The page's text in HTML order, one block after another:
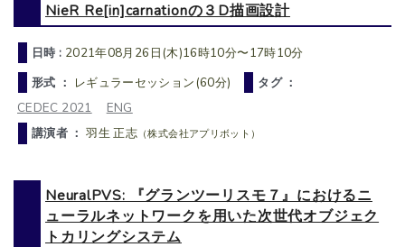
NieR Re[in]carnationの３D描画設計
日時 : 2021年08月26日(木)16時10分〜17時10分
形式 ： レギュラーセッション(60分)
タグ ：
CEDEC 2021
ENG
講演者 ：羽生 正志 （株式会社アプリボット）
NeuralPVS: 『グランツーリスモ７』におけるニ
ューラルネットワークを用いた次世代オブジェク
トカリングシステム